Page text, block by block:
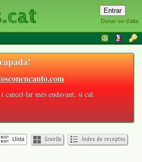
Donar-se d'alta
cancel·lar més endavant, si cal.
Llista Graella Índex de receptes